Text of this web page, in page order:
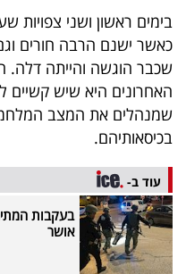
פעולה
דרושים
ניוזלטרים
מייל
אדום
בימים ראשון ושני צפויות
כאשר ישנם הרבה חורים
שכבר הוגשה והייתה
האחרונים היא שיש קשיים
שמנהלים את המצב
בכיסאותיהם.
עוד ב-
בעקבות
אושר